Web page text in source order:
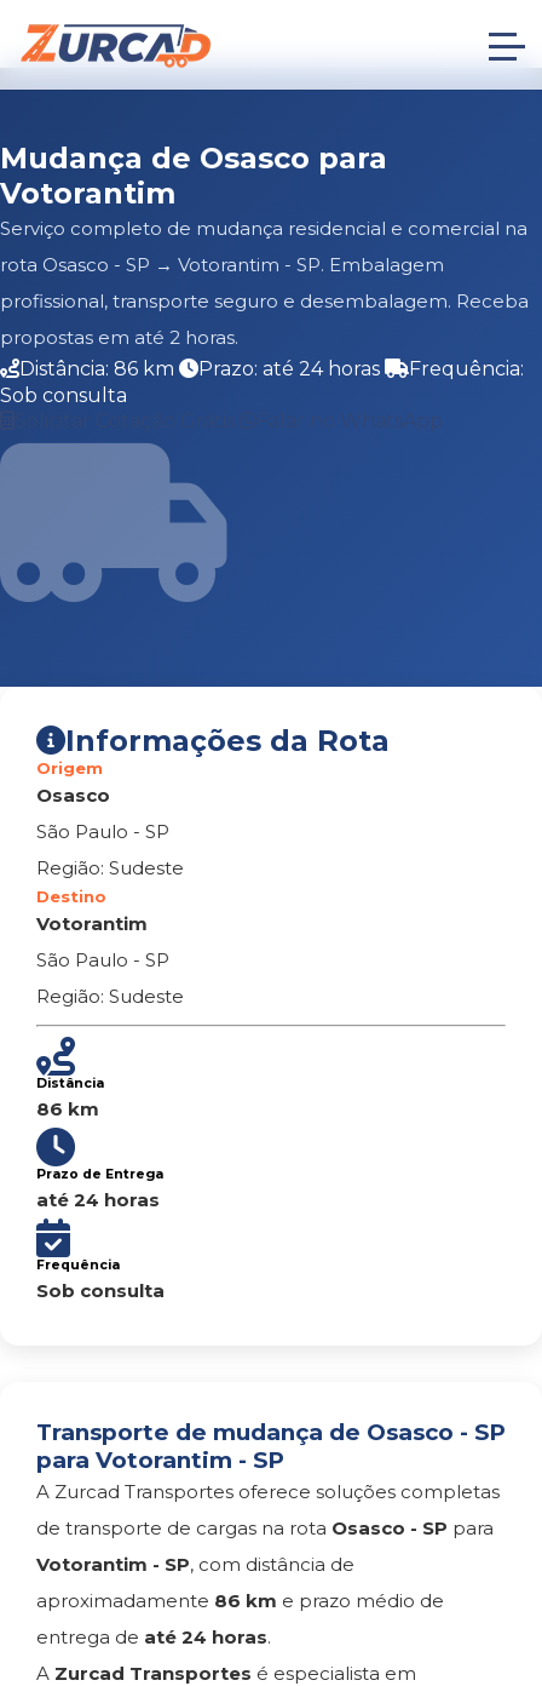
Mudança de Osasco para
Votorantim
Serviço completo de mudança residencial e comercial na
rota Osasco - SP → Votorantim - SP. Embalagem
profissional, transporte seguro e desembalagem. Receba
propostas em até 2 horas.
Distância: 86 km
Prazo: até 24 horas
Frequência:
Sob consulta
Falar no WhatsApp
Informações da Rota
Origem
Osasco
São Paulo - SP
Região: Sudeste
Destino
Votorantim
São Paulo - SP
Região: Sudeste
Distância
86 km
Prazo de Entrega
até 24 horas
Frequência
Sob consulta
Transporte de mudança de Osasco - SP
para Votorantim - SP
A Zurcad Transportes oferece soluções completas
de transporte de cargas na rota Osasco - SP para
Votorantim - SP, com distância de
aproximadamente 86 km e prazo médio de
entrega de até 24 horas.
A Zurcad Transportes é especialista em